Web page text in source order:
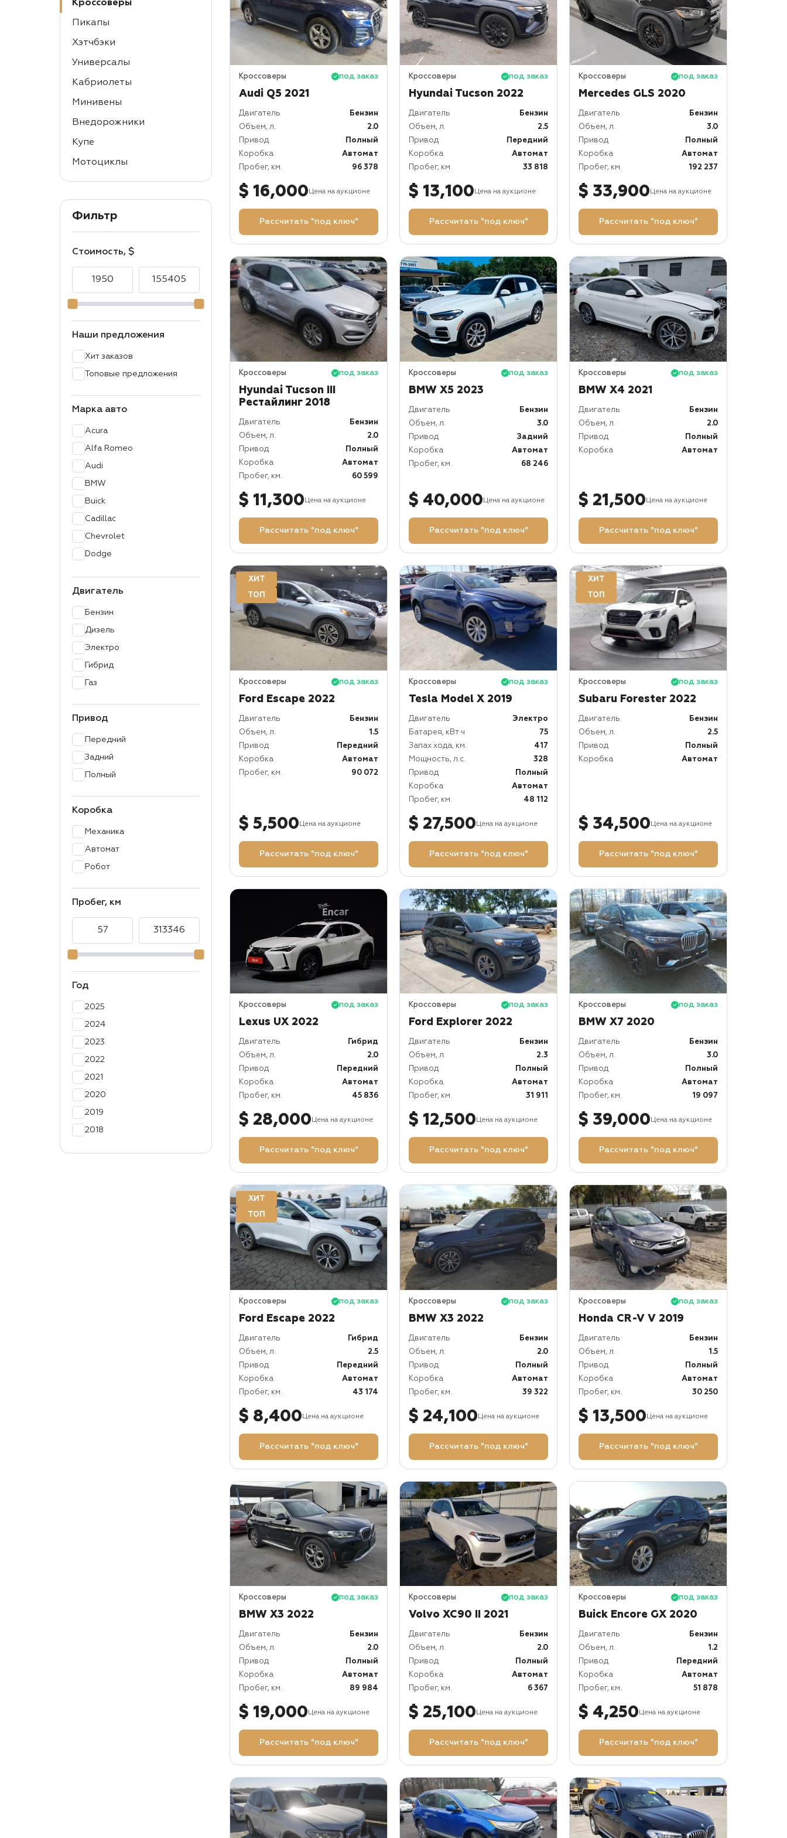
Кроссоверы
Пикапы
Хэтчбэки
Универсалы
Кабриолеты
Минивены
Внедорожники
Купе
Мотоциклы
Фильтр
Стоимость, $
Наши предложения
Хит заказов
Топовые предложения
Марка авто
Acura
Alfa Romeo
Audi
BMW
Buick
Cadillac
Chevrolet
Dodge
Ford
Maserati
Mazda
Mercedes
Mitsubishi
Nissan
Opel
Tesla
Volvo
Двигатель
Бензин
Дизель
Электро
Гибрид
Газ
Привод
Передний
Задний
Полный
Коробка
Механика
Автомат
Робот
Пробег, км
Год
2025
2024
2023
2022
2021
2020
2019
2018
Кроссоверы под заказ
Audi Q5 2021
Двигатель
Бензин
Объем, л.
2.0
Привод
Полный
Коробка
Автомат
Пробег, км.
96 378
$ 16,000 Цена на аукционе
Рассчитать "под ключ"
Кроссоверы под заказ
Hyundai Tucson 2022
Двигатель
Бензин
Объем, л.
2.5
Привод
Передний
Коробка
Автомат
Пробег, км.
33 818
$ 13,100 Цена на аукционе
Рассчитать "под ключ"
Кроссоверы под заказ
Mercedes GLS 2020
Двигатель
Бензин
Объем, л.
3.0
Привод
Полный
Коробка
Автомат
Пробег, км.
192 237
$ 33,900 Цена на аукционе
Рассчитать "под ключ"
Кроссоверы под заказ
Hyundai Tucson III
Рестайлинг 2018
Двигатель
Бензин
Объем, л.
2.0
Привод
Полный
Коробка
Автомат
Пробег, км.
60 599
$ 11,300 Цена на аукционе
Рассчитать "под ключ"
Кроссоверы под заказ
BMW X5 2023
Двигатель
Бензин
Объем, л.
3.0
Привод
Задний
Коробка
Автомат
Пробег, км.
68 246
$ 40,000 Цена на аукционе
Рассчитать "под ключ"
Кроссоверы под заказ
BMW X4 2021
Двигатель
Бензин
Объем, л.
2.0
Привод
Полный
Коробка
Автомат
$ 21,500 Цена на аукционе
Рассчитать "под ключ"
ХИТ
ТОП
Кроссоверы под заказ
Ford Escape 2022
Двигатель
Бензин
Объем, л.
1.5
Привод
Передний
Коробка
Автомат
Пробег, км.
90 072
$ 5,500 Цена на аукционе
Рассчитать "под ключ"
Кроссоверы под заказ
Tesla Model X 2019
Двигатель
Электро
Батарея, кВт⋅ч
75
Запах хода, км.
417
Мощность, л.с.
328
Привод
Полный
Коробка
Автомат
Пробег, км.
48 112
$ 27,500 Цена на аукционе
Рассчитать "под ключ"
ХИТ
ТОП
Кроссоверы под заказ
Subaru Forester 2022
Двигатель
Бензин
Объем, л.
2.5
Привод
Полный
Коробка
Автомат
$ 34,500 Цена на аукционе
Рассчитать "под ключ"
Кроссоверы под заказ
Lexus UX 2022
Двигатель
Гибрид
Объем, л.
2.0
Привод
Передний
Коробка
Автомат
Пробег, км.
45 836
$ 28,000 Цена на аукционе
Рассчитать "под ключ"
Кроссоверы под заказ
Ford Explorer 2022
Двигатель
Бензин
Объем, л.
2.3
Привод
Полный
Коробка
Автомат
Пробег, км.
31 911
$ 12,500 Цена на аукционе
Рассчитать "под ключ"
Кроссоверы под заказ
BMW X7 2020
Двигатель
Бензин
Объем, л.
3.0
Привод
Полный
Коробка
Автомат
Пробег, км.
19 097
$ 39,000 Цена на аукционе
Рассчитать "под ключ"
ХИТ
ТОП
Кроссоверы под заказ
Ford Escape 2022
Двигатель
Гибрид
Объем, л.
2.5
Привод
Передний
Коробка
Автомат
Пробег, км.
43 174
$ 8,400 Цена на аукционе
Рассчитать "под ключ"
Кроссоверы под заказ
BMW X3 2022
Двигатель
Бензин
Объем, л.
2.0
Привод
Полный
Коробка
Автомат
Пробег, км.
39 322
$ 24,100 Цена на аукционе
Рассчитать "под ключ"
Кроссоверы под заказ
Honda CR-V V 2019
Двигатель
Бензин
Объем, л.
1.5
Привод
Полный
Коробка
Автомат
Пробег, км.
30 250
$ 13,500 Цена на аукционе
Рассчитать "под ключ"
Кроссоверы под заказ
BMW X3 2022
Двигатель
Бензин
Объем, л.
2.0
Привод
Полный
Коробка
Автомат
Пробег, км.
89 984
$ 19,000Цена на аукционе
Рассчитать "под ключ"
Кроссоверы под заказ
Volvo XC90 II 2021
Двигатель
Бензин
Объем, л.
2.0
Привод
Полный
Коробка
Автомат
Пробег, км.
6 367
$ 25,100Цена на аукционе
Рассчитать "под ключ"
Кроссоверы под заказ
Buick Encore GX 2020
Двигатель
Бензин
Объем, л.
1.2
Привод
Передний
Коробка
Автомат
Пробег, км.
51 878
$ 4,250Цена на аукционе
Рассчитать "под ключ"